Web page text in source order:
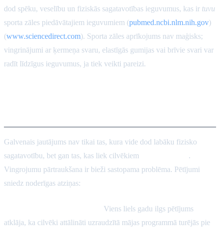
dod spēku, veselību un fiziskās sagatavotības ieguvumus, kas ir tuvu
sporta zāles piedāvātajiem ieguvumiem (pubmed.ncbi.nlm.nih.gov)
(www.sciencedirect.com). Sporta zāles aprīkojums nav maģisks;
vingrinājumi ar ķermeņa svaru, elastīgās gumijas vai brīvie svari var
radīt līdzīgus ieguvumus, ja tiek veikti pareizi.
Galvenais jautājums nav tikai tas, kura vide dod labāku fizisko
sagatavotību, bet gan tas, kas liek cilvēkiem
.
Vingrojumu pārtraukšana ir bieži sastopama problēma. Pētījumi
sniedz noderīgas atziņas:
Viens liels gadu ilgs pētījums
atklāja, ka cilvēki attālināti uzraudzītā mājas programmā turējās pie